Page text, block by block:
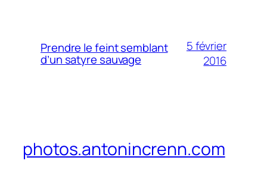
Prendre le feint semblant
d’un satyre sauvage
5 février
2016
photos.antonincrenn.com